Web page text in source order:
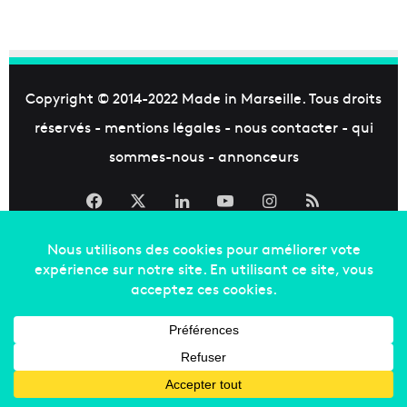
Copyright © 2014-2022 Made in Marseille. Tous droits
réservés - mentions légales- nous contacter- qui
sommes-nous- annonceurs
Facebook LinkedinYouTubeInstagram